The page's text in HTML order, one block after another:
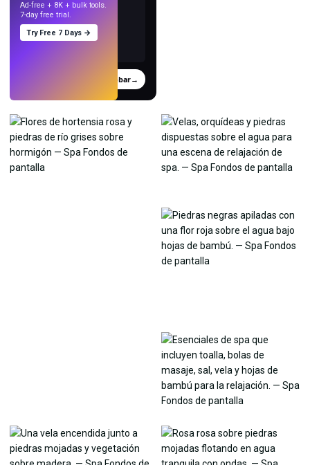
Probar→
Ad-free + 8K + bulk tools.
7-day free trial.
Try Free 7 Days →